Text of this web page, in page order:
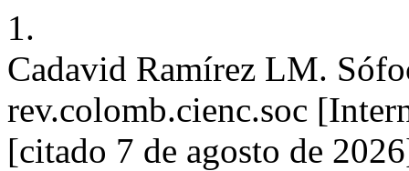
1.
Cadavid Ramírez LM.
rev.colomb.cienc.soc
[citado 7 de agosto de